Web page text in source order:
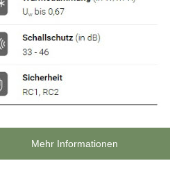
Mehr Informationen